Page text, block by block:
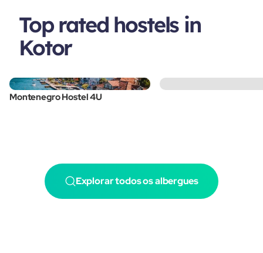
Top rated hostels in
Kotor
Montenegro Hostel 4U
Explorar todos os albergues